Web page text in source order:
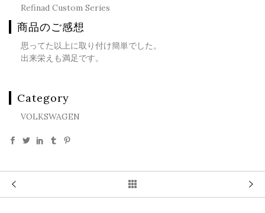
Refinad Custom Series
商品のご感想
思ってた以上に取り付け簡単でした。
出来栄えも満足です。
Category
VOLKSWAGEN